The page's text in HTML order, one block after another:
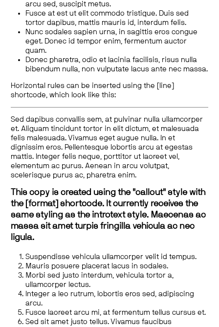
arcu sed, suscipit metus.
Fusce at est ut elit commodo tristique. Duis sed
tortor dapibus, mattis mauris id, interdum felis.
Nunc sodales sapien urna, in sagittis eros congue
eget. Donec id tempor enim, fermentum auctor
quam.
Donec pharetra, odio et lacinia facilisis, risus nulla
bibendum nulla, non vulputate lacus ante nec massa.
Horizontal rules can be inserted using the [line]
shortcode, which look like this:
Sed dapibus convallis sem, at pulvinar nulla ullamcorper
et. Aliquam tincidunt tortor in elit dictum, et malesuada
felis malesuada. Vivamus eget augue nulla. In et
dignissim eros. Pellentesque lobortis arcu at egestas
mattis. Integer felis neque, porttitor ut laoreet vel,
elementum ac purus. Aenean in arcu volutpat,
scelerisque purus ac, pharetra enim.
This copy is created using the "callout" style with
the [format] shortcode. It currently receives the
same styling as the introtext style. Maecenas ac
massa sit amet turpis fringilla vehicula ac nec
ligula.
Suspendisse vehicula ullamcorper velit id tempus.
Mauris posuere placerat lacus in sodales.
Morbi sed justo interdum, vehicula tortor a,
ullamcorper lectus.
Integer a leo rutrum, lobortis eros sed, adipiscing
arcu.
Fusce laoreet arcu mi, at fermentum tellus cursus et.
Sed sit amet justo tellus. Vivamus faucibus